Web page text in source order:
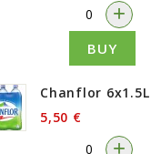
+
BUY
Chanflor 6x1.5L
5,50 €
+